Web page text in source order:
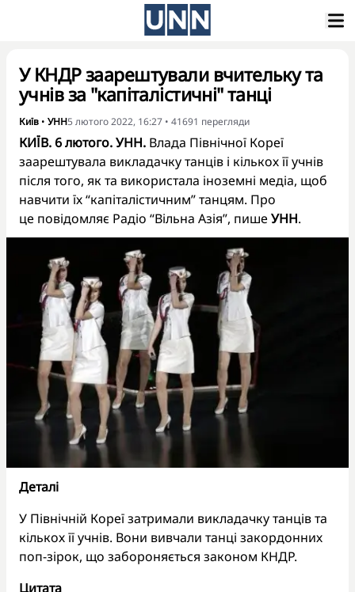
У КНДР заарештували вчительку та
учнів за "капіталістичні" танці
Київ • УНН5 лютого 2022, 16:27 • 41691 перегляди
КИЇВ. 6 лютого. УНН. Влада Північної Кореї
заарештувала викладачку танців і кількох її учнів
після того, як та використала іноземні медіа, щоб
навчити їх “капіталістичним” танцям. Про
це повідомляє Радіо “Вільна Азія”, пише УНН.
Деталі
У Північній Кореї затримали викладачку танців та
кількох її учнів. Вони вивчали танці закордонних
поп-зірок, що забороняється законом КНДР.
Цитата